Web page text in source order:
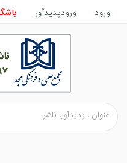
ورود ورودپدیدآور